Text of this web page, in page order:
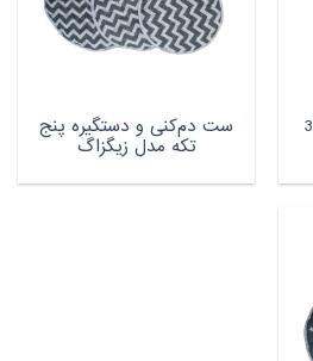
دم کنی کد 601 مجموعه 3 ست دم‌کنی و دستگیره پنج
تکه مدل زیگزاگ